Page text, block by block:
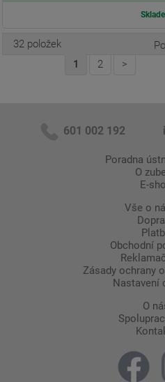
32 položek
1
2 >
601 002 192
Poradna
O
E-
Vše o
Obchodní
Zásady ochrany
Nastavení
O